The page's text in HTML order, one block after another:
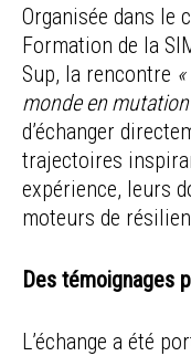
Organisée dans le
Formation de la
Sup, la rencontre
monde en mutation
d’échanger
trajectoires
expérience, leurs
moteurs de
Des témoignages
L’échange a été